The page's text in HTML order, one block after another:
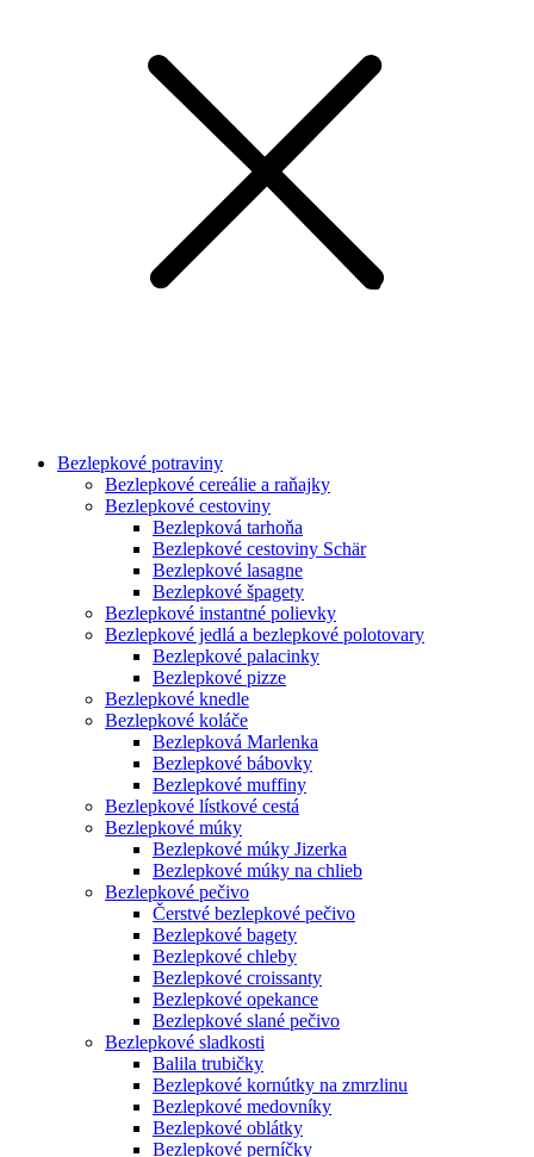
Bezlepkové potraviny
Bezlepkové cereálie a raňajky
Bezlepkové cestoviny
Bezlepková tarhoňa
Bezlepkové cestoviny Schär
Bezlepkové lasagne
Bezlepkové špagety
Bezlepkové instantné polievky
Bezlepkové jedlá a bezlepkové polotovary
Bezlepkové palacinky
Bezlepkové pizze
Bezlepkové knedle
Bezlepkové koláče
Bezlepková Marlenka
Bezlepkové bábovky
Bezlepkové muffiny
Bezlepkové lístkové cestá
Bezlepkové múky
Bezlepkové múky Jizerka
Bezlepkové múky na chlieb
Bezlepkové pečivo
Čerstvé bezlepkové pečivo
Bezlepkové bagety
Bezlepkové chleby
Bezlepkové croissanty
Bezlepkové opekance
Bezlepkové slané pečivo
Bezlepkové sladkosti
Balila trubičky
Bezlepkové kornútky na zmrzlinu
Bezlepkové medovníky
Bezlepkové oblátky
Bezlepkové perníčky